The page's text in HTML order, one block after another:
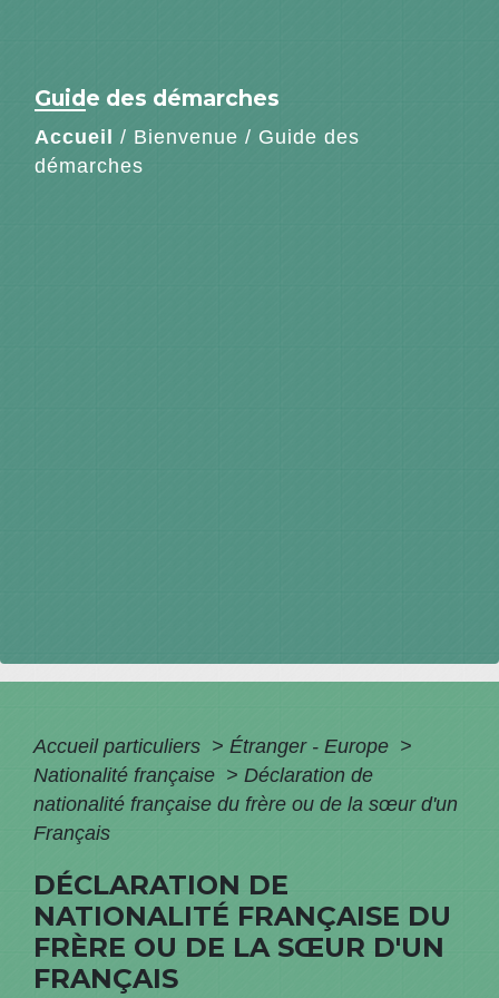
Guide des démarches
Accueil / Bienvenue / Guide des
démarches
Accueil particuliers > Étranger - Europe >
Nationalité française > Déclaration de
nationalité française du frère ou de la sœur d'un
Français
DÉCLARATION DE
NATIONALITÉ FRANÇAISE DU
FRÈRE OU DE LA SŒUR D'UN
FRANÇAIS